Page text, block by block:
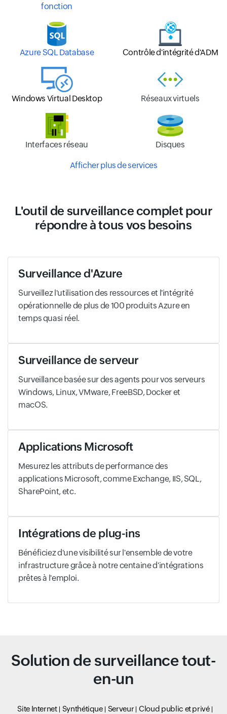
fonction
Azure SQL Database Contrôle d'intégrité d'ADM
Windows Virtual Desktop Réseaux virtuels
Interfaces réseau Disques
Afficher plus de services
L'outil de surveillance complet pour
répondre à tous vos besoins
Surveillance d'Azure
Surveillez l'utilisation des ressources et l'intégrité
opérationnelle de plus de 100 produits Azure en
temps quasi réel.
Surveillance de serveur
Surveillance basée sur des agents pour vos serveurs
Windows, Linux, VMware, FreeBSD, Docker et
macOS.
Applications Microsoft
Mesurez les attributs de performance des
applications Microsoft, comme Exchange, IIS, SQL,
SharePoint, etc.
Intégrations de plug-ins
Bénéficiez d'une visibilité sur l'ensemble de votre
infrastructure grâce à notre centaine d'intégrations
prêtes à l'emploi.
Solution de surveillance tout-
en-un
Site Internet Synthétique Serveur
Cloud public et privé